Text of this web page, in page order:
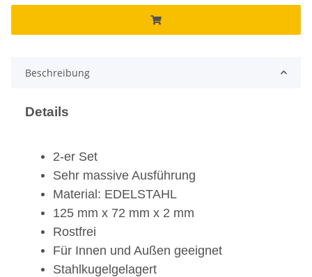
Beschreibung
Details
2-er Set
Sehr massive Ausführung
Material: EDELSTAHL
125 mm x 72 mm x 2 mm
Rostfrei
Für Innen und Außen geeignet
Stahlkugelgelagert